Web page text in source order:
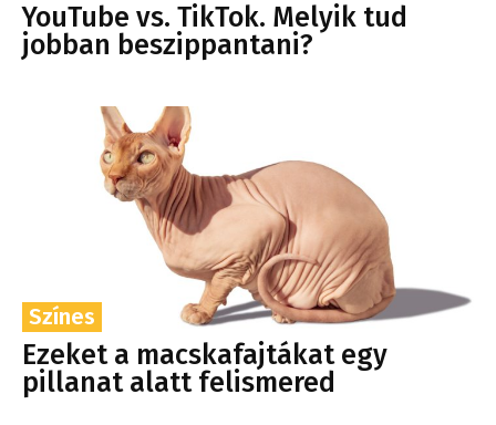
YouTube vs. TikTok. Melyik tud
jobban beszippantani?
Színes
Ezeket a macskafajtákat egy
pillanat alatt felismered